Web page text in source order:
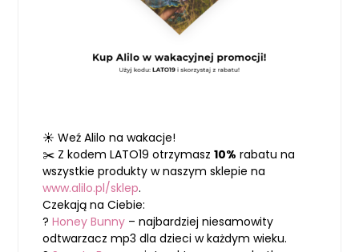
☀️ Weź Alilo na wakacje!
✂️ Z kodem LATO19 otrzymasz 10% rabatu na
wszystkie produkty w naszym sklepie na
www.alilo.pl/sklep.
Czekają na Ciebie:
? Honey Bunny – najbardziej niesamowity
odtwarzacz mp3 dla dzieci w każdym wieku.